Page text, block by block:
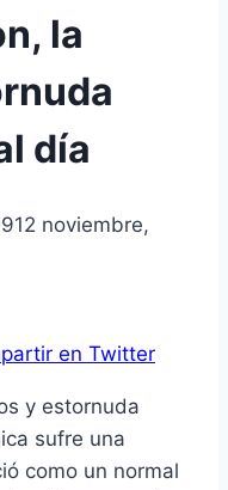
la
dí­a
12 noviembre,
en Twitter
y estornuda
sufre una
como un normal